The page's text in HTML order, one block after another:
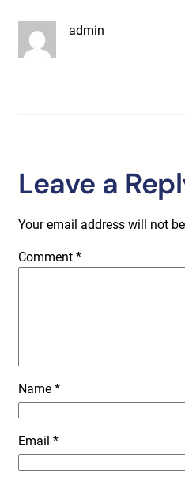
admin
Leave a
Your email address will not
Comment *
Name *
Email *